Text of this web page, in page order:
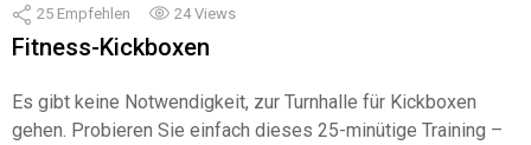
25 Empfehlen 24Views
Fitness-Kickboxen
Es gibt keine Notwendigkeit, zur Turnhalle für Kickboxen
gehen. Probieren Sie einfach dieses 25-minütige Training –